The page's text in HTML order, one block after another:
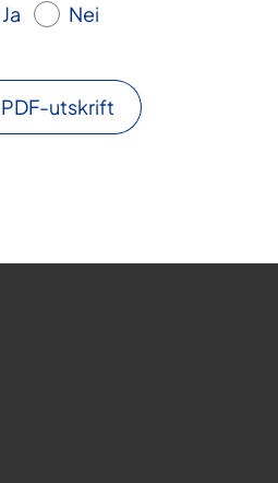
Ja Nei
PDF-utskrift